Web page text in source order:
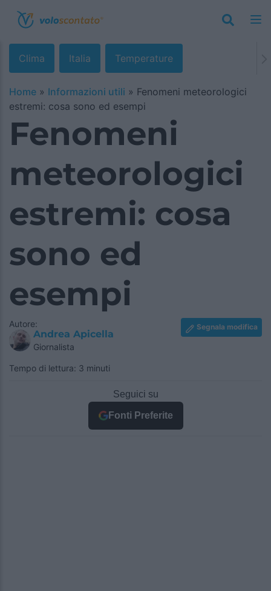
Clima Italia Temperature
Home » Informazioni utili » Fenomeni meteorologici
estremi: cosa sono ed esempi
Fenomeni
meteorologici
estremi: cosa
sono ed
esempi
Autore:
Andrea Apicella
Giornalista
Segnala modifica
Tempo di lettura: 3 minuti
Seguici su
Fonti Preferite